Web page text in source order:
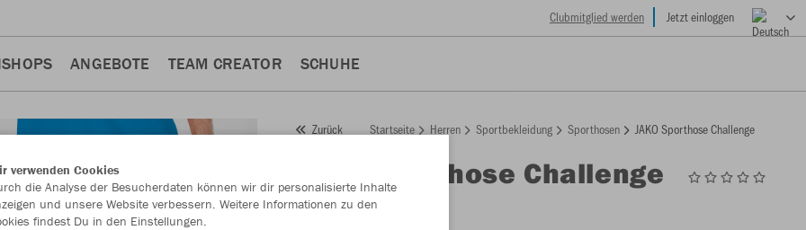
Clubmitglied werden Jetzt einloggen
ANGEBOTE TEAM CREATOR SCHUHE
Zurück Startseite Herren Sportbekleidung Sporthosen JAKO Sporthose Challenge
Sporthose Challenge
Artikelnummer:
verwenden Cookies
die Analyse der Besucherdaten können wir dir personalisierte Inhalte
und unsere Website verbessern. Weitere Informationen zu den
findest Du in den Einstellungen.